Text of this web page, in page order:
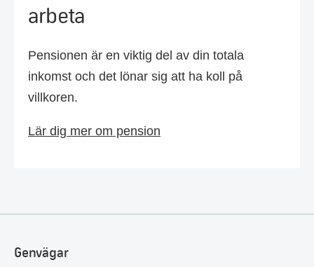
arbeta
Pensionen är en viktig del av din totala
inkomst och det lönar sig att ha koll på
villkoren.
Lär dig mer om pension
Genvägar